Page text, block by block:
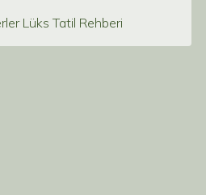
Lüks Tatil Rehberi